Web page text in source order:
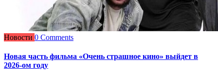
Новости 0 Comments
Новая часть фильма «Очень страшное кино» выйдет в
2026-ом году